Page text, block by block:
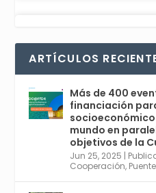
r
comienza en
Conferencia
con el Congreso
6, Congreso de
Sociales y la
de Economía
4
1 2
ARTÍCULOS
Más de 400
financiación
mundo en
objetivos de la
Jun 25, 2025 |
Cooperación,